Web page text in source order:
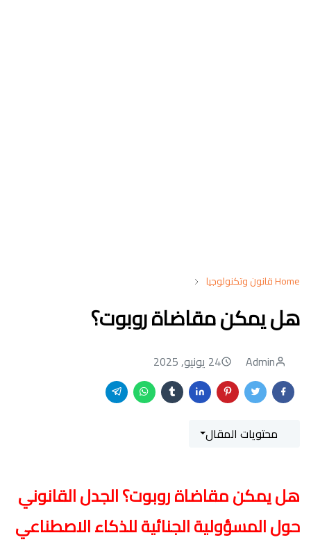
Homeقانون وتكنولوجيا
هل يمكن مقاضاة روبوت؟
Admin 24 يونيو, 2025
محتويات المقال
هل يمكن مقاضاة روبوت؟ الجدل القانوني
حول المسؤولية الجنائية للذكاء الاصطناعي